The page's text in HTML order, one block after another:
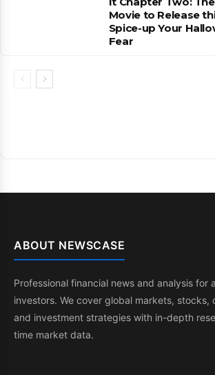
Movie to Release
Spice-up Your
Fear
ABOUT NEWSCASE
Professional financial news and analysis for
investors. We cover global markets, stocks,
and investment strategies with in-depth
time market data.